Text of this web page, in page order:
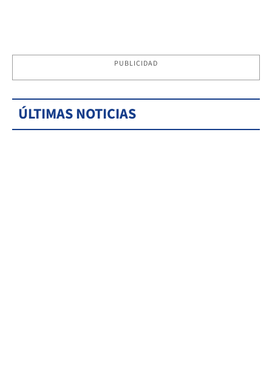
PUBLICIDAD
ÚLTIMAS NOTICIAS